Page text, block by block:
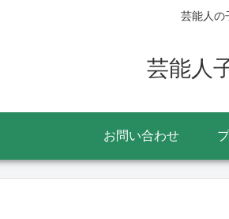
芸能人の
芸能人
お問い合わせ